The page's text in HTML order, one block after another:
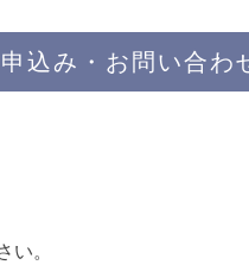
込み・お問い合わ
。